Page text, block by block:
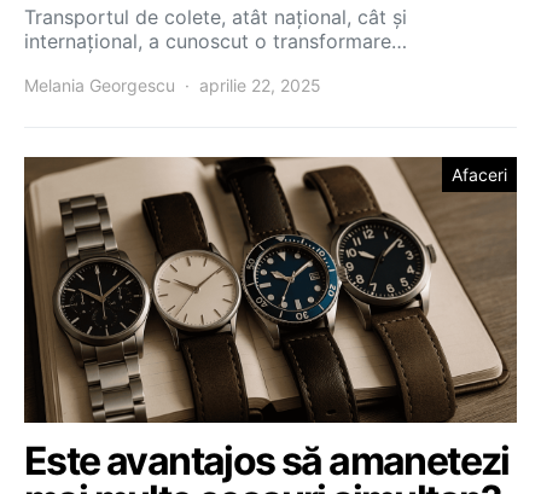
Transportul de colete, atât național, cât și
internațional, a cunoscut o transformare…
Melania Georgescu aprilie 22, 2025
Afaceri
Este avantajos să amanetezi